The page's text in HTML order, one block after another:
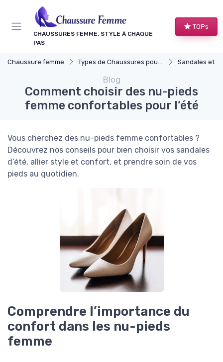
CHAUSSURES FEMME, STYLE À CHAQUE
PAS
TOPs
Chaussure femme Types de Chaussures pour Femmes Sandales et
Blog
Comment choisir des nu-pieds
femme confortables pour l’été
Vous cherchez des nu-pieds femme confortables ?
Découvrez nos conseils pour bien choisir vos sandales
d’été, allier style et confort, et prendre soin de vos
pieds au quotidien.
Comprendre l’importance du
confort dans les nu-pieds
femme
Panneau de gestion des cookies